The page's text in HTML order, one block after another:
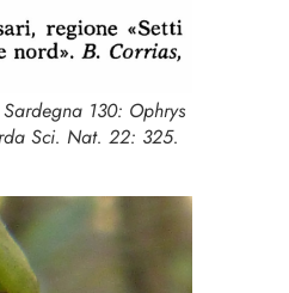
130: Ophrys
Sci. Nat. 22: 325.